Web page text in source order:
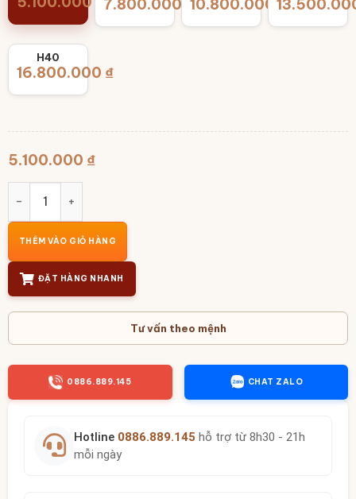
7.800.000 ₫
10.800.000₫
H40
16.800.000 ₫
5.100.000 ₫
THÊM VÀO GIỎ HÀNG
ĐẶT HÀNG NHANH
Tư vấn theo mệnh
0886.889.145 CHAT ZALO
Hotline 0886.889.145 hỗ trợ từ 8h30 - 21h
mỗi ngày